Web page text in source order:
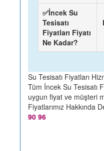
✅İncek Su
Tesisatı
Fiyatları Fiyatı
Ne Kadar?
Su Tesisatı Fiyatları
Tüm İncek Su Tesisatı
uygun fiyat ve müşteri
Fiyatlarımız Hakkında
90 96